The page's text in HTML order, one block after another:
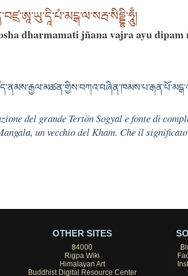
dharmamati jñana vajra ayu
del grande Tertön Sogyal e fonte di
un vecchio del Kham. Che il
OTHER SITES
84000
Rigpa Wiki
Himalayan Art
Buddhist Digital Resource Center